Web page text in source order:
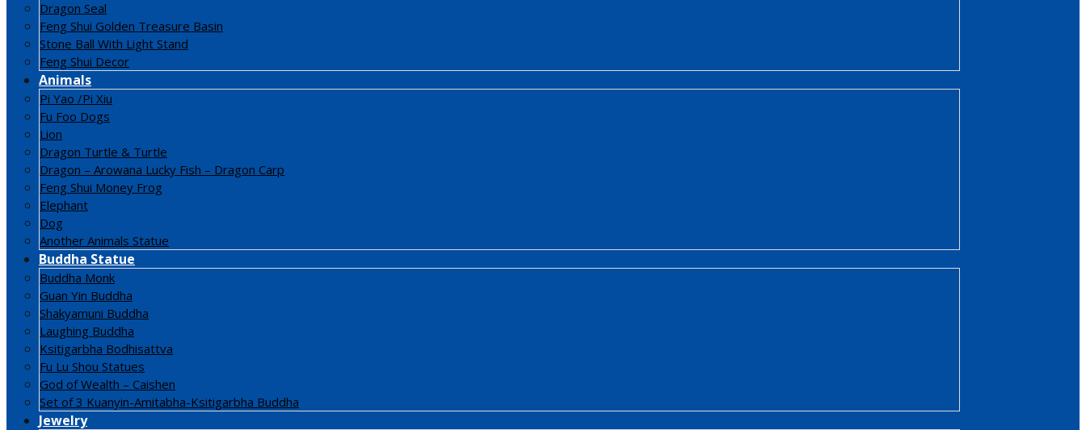
Dragon Seal
Feng Shui Golden Treasure Basin
Stone Ball With Light Stand
Feng Shui Decor
Animals
Pi Yao /Pi Xiu
Fu Foo Dogs
Lion
Dragon Turtle & Turtle
Dragon – Arowana Lucky Fish – Dragon Carp
Feng Shui Money Frog
Elephant
Dog
Another Animals Statue
Buddha Statue
Buddha Monk
Guan Yin Buddha
Shakyamuni Buddha
Laughing Buddha
Ksitigarbha Bodhisattva
Fu Lu Shou Statues
God of Wealth – Caishen
Set of 3 Kuanyin-Amitabha-Ksitigarbha Buddha
Jewelry